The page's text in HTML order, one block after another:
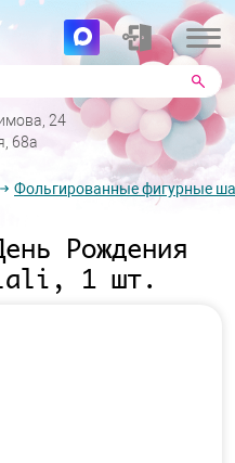
24
68а
Фольгированные фигурные
Рождения
1 шт.